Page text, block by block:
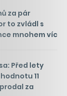
za pár
to zvládl s
mnohem víc
Před lety
11
za